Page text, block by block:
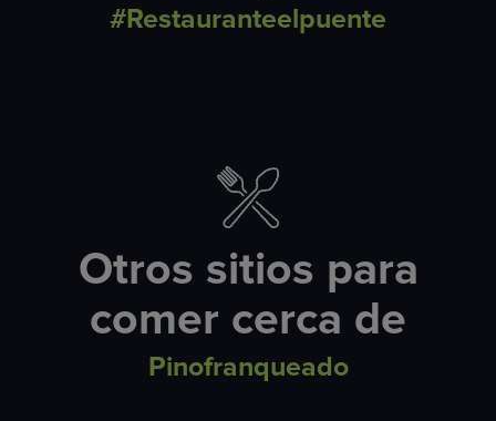
#Restauranteelpuente
Otros sitios para
comer cerca de
Pinofranqueado